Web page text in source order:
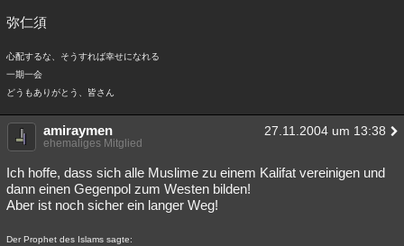
Lesenswert
弥仁須
心配するな、そうすれば幸せになれる
一期一会
どうもありがとう、皆さん
amiraymen 27.11.2004 um 13:38
ehemaliges Mitglied
Ich hoffe, dass sich alle Muslime zu einem Kalifat vereinigen und
dann einen Gegenpol zum Westen bilden!
Aber ist noch sicher ein langer Weg!
Der Prophet des Islams sagte: